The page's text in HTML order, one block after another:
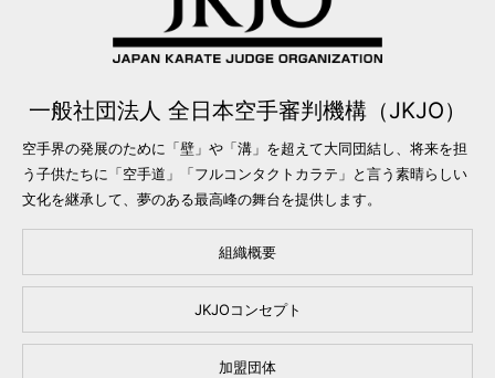
一般社団法人 全日本空手審判機構（JKJO）
空手界の発展のために「壁」や「溝」を超えて大同団結し、将来を担
う子供たちに「空手道」「フルコンタクトカラテ」と言う素晴らしい
文化を継承して、夢のある最高峰の舞台を提供します。
組織概要
JKJOコンセプト
加盟団体